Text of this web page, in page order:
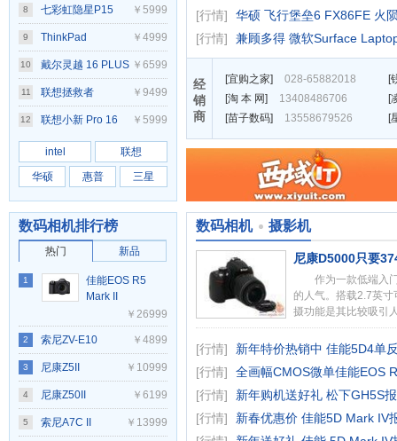
Pro(R7
7745HX/16GB/1TB/RTX4070)
七彩虹隐星P15
2024(i7
13620H/16GB/512GB/RTX4060)
8 ￥5999
ThinkPad
E14(20RA001QCD)
9 ￥4999
戴尔灵越 16 PLUS
7640(Ultra5
125H/16GB/1TB)
10 ￥6599
联想拯救者
Y7000P 2025 AI元
启(i9
14900HX/16GB/1TB/RTX5060)
11 ￥9499
联想小新 Pro 16
2024(Ultra5/125H/16GB/1TB)
12 ￥5999
intel
联想
华硕
惠普 三星
华硕 飞行堡垒6 FX86FE 火
[行情]
兼顾多得 微软Surface
[行情]
经
销
商
[宜购之家] 028-65882018 [
[淘 本 网] 13408486706 [
[苗子数码] 13558679526 [
数码相机排行榜
热门 新品
佳能EOS R5
Mark II
1
￥26999
索尼ZV-E10
2 ￥4899
尼康Z5II
3 ￥10999
尼康Z50II
4 ￥6199
索尼A7C II
5 ￥13999
数码相机 摄影机
尼康D5000只要
作为一款低端入门
的人气。搭载2.7英
摄功能是其比较吸
新年特价热销中 佳能5D4单
[行情]
全画幅CMOS微单佳能EOS
[行情]
新年购机送好礼 松下GH5S
[行情]
新春优惠价 佳能5D Mark IV
[行情]